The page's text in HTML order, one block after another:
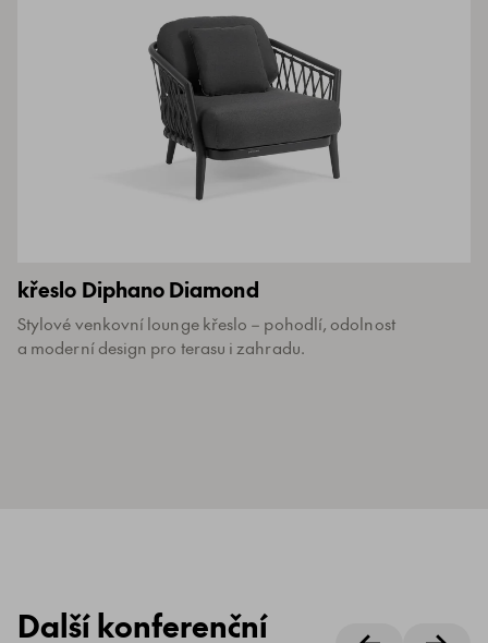
křeslo Diphano Diamond
Stylové venkovní lounge křeslo – pohodlí, odolnost
a moderní design pro terasu i zahradu.
Další konferenční